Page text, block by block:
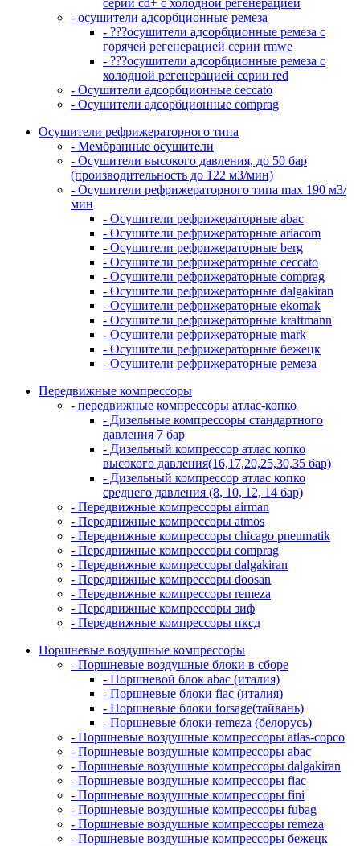
- осушители адсорбционные ремеза
- ???осушители адсорбционные ремеза с
горячей регенерацией серии rmwe
- ???осушители адсорбционные ремеза с
холодной регенерацией серии red
- Осушители адсорбционные ceccato
- Осушители адсорбционные comprag
Осушители рефрижераторного типа
- Мембранные осушители
- Осушители высокого давления, до 50 бар
(производительность до 122 м3/мин)
- Осушители рефрижераторного типа max 190 м3/
мин
- Осушители рефрижераторные abac
- Осушители рефрижераторные ariacom
- Осушители рефрижераторные berg
- Осушители рефрижераторные ceccato
- Осушители рефрижераторные comprag
- Осушители рефрижераторные dalgakiran
- Осушители рефрижераторные ekomak
- Осушители рефрижераторные kraftmann
- Осушители рефрижераторные mark
- Осушители рефрижераторные бежецк
- Осушители рефрижераторные ремеза
Передвижные компрессоры
- передвижные компрессоры атлас-копко
- Дизельные компрессоры стандартного
давления 7 бар
- Дизельный компрессор атлас копко
высокого давления(16,17,20,25,30,35 бар)
- Дизельный компрессор атлас копко
среднего давления (8, 10, 12, 14 бар)
- Передвижные компрессоры airman
- Передвижные компрессоры atmos
- Передвижные компрессоры chicago pneumatik
- Передвижные компрессоры comprag
- Передвижные компрессоры dalgakiran
- Передвижные компрессоры doosan
- Передвижные компрессоры remeza
- Передвижные компрессоры зиф
- Передвижные компрессоры пксд
Поршневые воздушные компрессоры
- Поршневые воздушные блоки в сборе
- Поршневой блок abac (италия)
- Поршневые блоки fiac (италия)
- Поршневые блоки forsage(тайвань)
- Поршневые блоки remeza (белорусь)
- Поршневые воздушные компрессоры atlas-copco
- Поршневые воздушные компрессоры abac
- Поршневые воздушные компрессоры dalgakiran
- Поршневые воздушные компрессоры fiac
- Поршневые воздушные компрессоры fini
- Поршневые воздушные компрессоры fubag
- Поршневые воздушные компрессоры remeza
- Поршневые воздушные компрессоры бежецк